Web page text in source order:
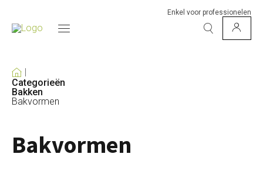
Enkel voor professionelen
Categorieën
Bakken
Bakvormen
Bakvormen